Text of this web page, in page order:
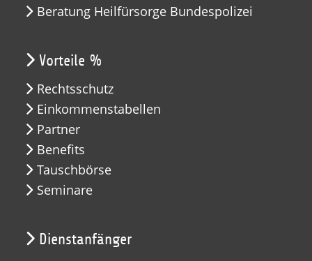
Beratung Heilfürsorge Bundespolizei
Vorteile %
Rechtsschutz
Einkommenstabellen
Partner
Benefits
Tauschbörse
Seminare
Dienstanfänger